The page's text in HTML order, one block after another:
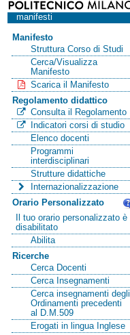
manifesti
Manifesto
Struttura Corso di Studi
Cerca/Visualizza
Manifesto
Scarica il Manifesto
Regolamento didattico
Consulta il Regolamento
Indicatori corsi di studio
Elenco docenti
Programmi
interdisciplinari
Strutture didattiche
Internazionalizzazione
Orario Personalizzato
Il tuo orario personalizzato è
disabilitato
Abilita
Ricerche
Cerca Docenti
Cerca Insegnamenti
Cerca insegnamenti degli
Ordinamenti precedenti
al D.M.509
Erogati in lingua Inglese